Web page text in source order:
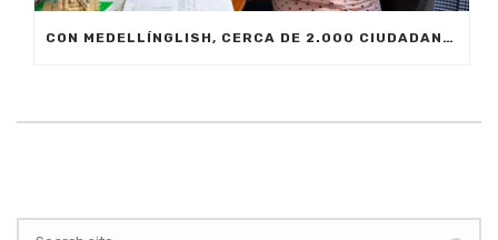
CON MEDELLÍNGLISH, CERCA DE 2.000 CIUDADANOS SE FORMARÁN EN INGLÉS FUNCIONAL PARA EL TRABAJO